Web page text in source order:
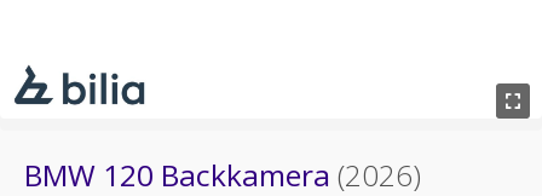
BMW 120 Backkamera (2026)